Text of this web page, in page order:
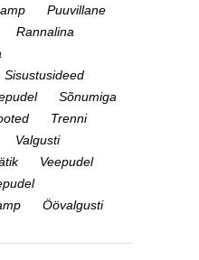
Puuvillane
Rannalina
Sisustusideed
Sõnumiga
Trenni
Valgusti
Veepudel
Öövalgusti